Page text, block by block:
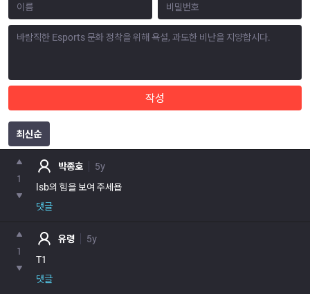
작성
최신순
1
박종호
5y
lsb의 힘을 보여 주세욥
댓글
1
유령
5y
T1
댓글